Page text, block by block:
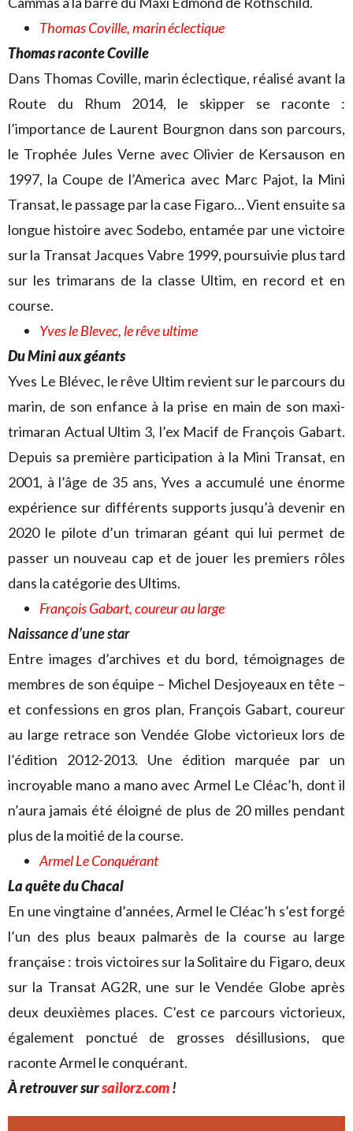
Thomas Coville, marin éclectique
Thomas raconte Coville
Dans Thomas Coville, marin éclectique, réalisé avant la
Route du Rhum 2014, le skipper se raconte :
l’importance de Laurent Bourgnon dans son parcours,
le Trophée Jules Verne avec Olivier de Kersauson en
1997, la Coupe de l’America avec Marc Pajot, la Mini
Transat, le passage par la case Figaro… Vient ensuite sa
longue histoire avec Sodebo, entamée par une victoire
sur la Transat Jacques Vabre 1999, poursuivie plus tard
sur les trimarans de la classe Ultim, en record et en
course.
Yves le Blevec, le rêve ultime
Du Mini aux géants
Yves Le Blévec, le rêve Ultim revient sur le parcours du
marin, de son enfance à la prise en main de son maxi-
trimaran Actual Ultim 3, l’ex Macif de François Gabart.
Depuis sa première participation à la Mini Transat, en
2001, à l’âge de 35 ans, Yves a accumulé une énorme
expérience sur différents supports jusqu’à devenir en
2020 le pilote d’un trimaran géant qui lui permet de
passer un nouveau cap et de jouer les premiers rôles
dans la catégorie des Ultims.
François Gabart, coureur au large
Naissance d’une star
Entre images d’archives et du bord, témoignages de
membres de son équipe – Michel Desjoyeaux en tête –
et confessions en gros plan, François Gabart, coureur
au large retrace son Vendée Globe victorieux lors de
l’édition 2012-2013. Une édition marquée par un
incroyable mano a mano avec Armel Le Cléac’h, dont il
n’aura jamais été éloigné de plus de 20 milles pendant
plus de la moitié de la course.
Armel Le Conquérant
La quête du Chacal
En une vingtaine d’années, Armel le Cléac’h s’est forgé
l’un des plus beaux palmarès de la course au large
française : trois victoires sur la Solitaire du Figaro, deux
sur la Transat AG2R, une sur le Vendée Globe après
deux deuxièmes places. C’est ce parcours victorieux,
également ponctué de grosses désillusions, que
raconte Armel le conquérant.
À retrouver sursailorz.com!